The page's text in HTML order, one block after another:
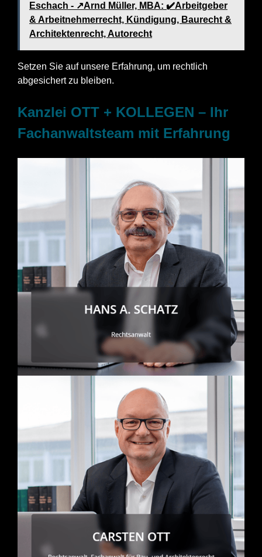
Eschach - ↗️Arnd Müller, MBA: ✔️Arbeitgeber
& Arbeitnehmerrecht, Kündigung, Baurecht &
Architektenrecht, Autorecht
Setzen Sie auf unsere Erfahrung, um rechtlich
abgesichert zu bleiben.
Kanzlei OTT + KOLLEGEN – Ihr
Fachanwaltsteam mit Erfahrung